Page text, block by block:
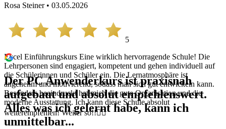
Rosa Steiner • 03.05.2026
5
Excel Einführungskurs Eine wirklich hervorragende Schule! Die
Lehrpersonen sind engagiert, kompetent und gehen individuell auf
die Schülerinnen und Schüler ein. Die Lernatmosphäre ist
angenehm und motivierend, sodass man sich gut entwickeln kann.
Besonders beeindruckt hat mich die gute Organisation und die
moderne Ausstattung. Ich kann diese Schule absolut
weiterempfehlen! Weiter so!!👍🏼
Der PC Anwenderkurs ist praxisnah
aufgebaut und absolut empfehlenswert.
Alles was ich gelernt habe, kann ich
unmittelbar...